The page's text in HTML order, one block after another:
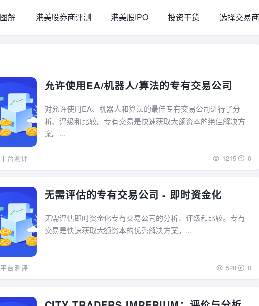
解 港美股券商评测 港美股IPO 投资干货 选择交易商
允许使用EA/机器人/算法的专有交易公司
对允许使用EA、机器人和算法的最佳专有交易公司进行了分
析、评级和比较。专有交易是快速获取大额资本的绝佳解决方
案。...
台测评 1215 0
无需评估的专有交易公司 - 即时资金化
无需评估即时资金化专有交易公司的分析、评级和比较。专有
交易是快速获取大额资本的优秀解决方案。...
台测评 528 0